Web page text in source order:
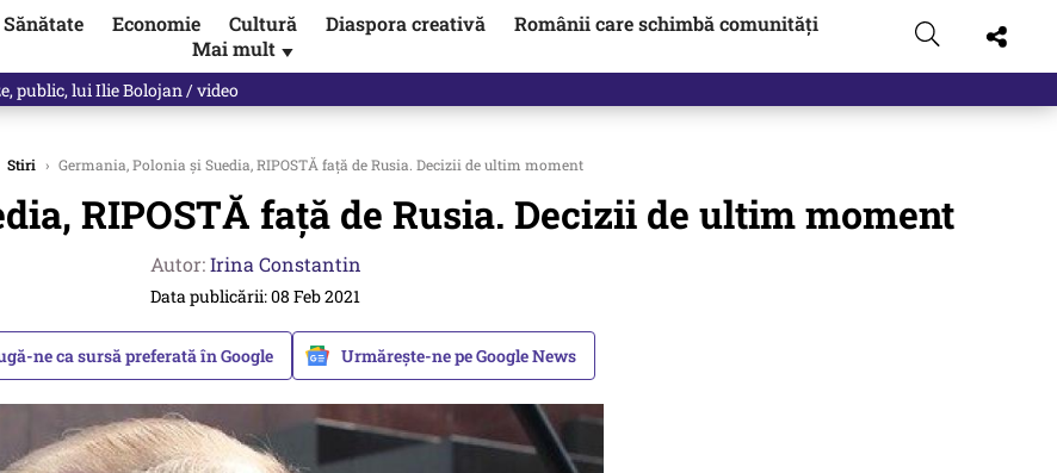
Sănătate Economie Cultură Diaspora creativă
Românii care schimbă comunități
Mai mult ▼
„omul harnic“ / video
Stiri › Germania, Polonia şi Suedia, RIPOSTĂ față de Rusia. Decizii de ultim moment
RIPOSTĂ față de Rusia. Decizii de ultim moment
Autor:Irina Constantin
Data publicării: 08 Feb 2021
ne ca sursă preferată în Google Urmărește-ne pe Google News